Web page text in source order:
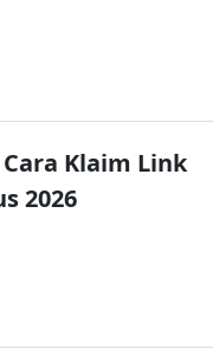
Klaim Link
2026